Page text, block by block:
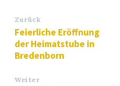
Zurück
Feierliche Eröffnung
der Heimatstube in
Bredenborn
Weiter